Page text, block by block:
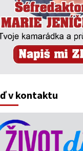
v kontaktu